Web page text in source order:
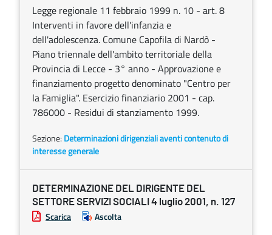
Legge regionale 11 febbraio 1999 n. 10 - art. 8
Interventi in favore dell'infanzia e
dell'adolescenza. Comune Capofila di Nardò -
Piano triennale dell'ambito territoriale della
Provincia di Lecce - 3° anno - Approvazione e
finanziamento progetto denominato "Centro per
la Famiglia". Esercizio finanziario 2001 - cap.
786000 - Residui di stanziamento 1999.
Sezione: Determinazioni dirigenziali aventi contenuto di
interesse generale
DETERMINAZIONE DEL DIRIGENTE DEL
SETTORE SERVIZI SOCIALI 4 luglio 2001, n. 127
Scarica Ascolta